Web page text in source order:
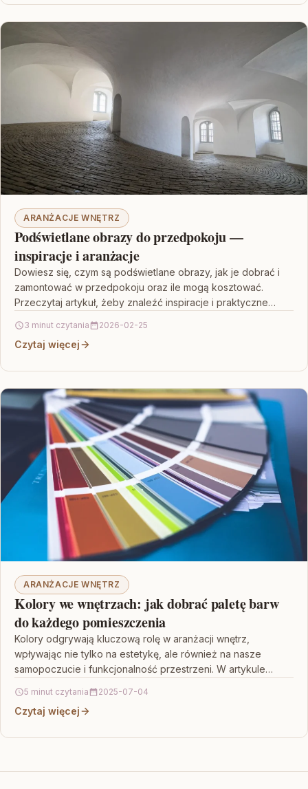
ARANŻACJE WNĘTRZ
Podświetlane obrazy do przedpokoju —
inspiracje i aranżacje
Dowiesz się, czym są podświetlane obrazy, jak je dobrać i
zamontować w przedpokoju oraz ile mogą kosztować.
Przeczytaj artykuł, żeby znaleźć inspiracje i praktyczne…
3 minut czytania 2026-02-25
Czytaj więcej
ARANŻACJE WNĘTRZ
Kolory we wnętrzach: jak dobrać paletę barw
do każdego pomieszczenia
Kolory odgrywają kluczową rolę w aranżacji wnętrz,
wpływając nie tylko na estetykę, ale również na nasze
samopoczucie i funkcjonalność przestrzeni. W artykule
5 minut czytania 2025-07-04
Czytaj więcej